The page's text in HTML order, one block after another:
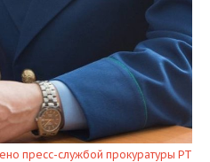
пресс-службой прокуратуры РТ